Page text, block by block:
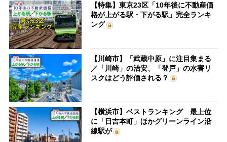
【特集】東京23区「10年後に不動産価
格が上がる駅・下がる駅」完全ランキ
ング
【川崎市】「武蔵中原」に注目集まる
／「川崎」の治安、「登戸」の水害リ
スクはどう評価される？
【横浜市】ベストランキング 最上位
に「日吉本町」ほかグリーンライン沿
線駅が